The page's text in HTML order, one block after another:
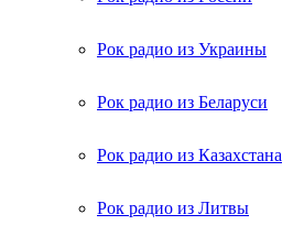
Рок радио из Украины
Рок радио из Беларуси
Рок радио из Казахстана
Рок радио из Литвы